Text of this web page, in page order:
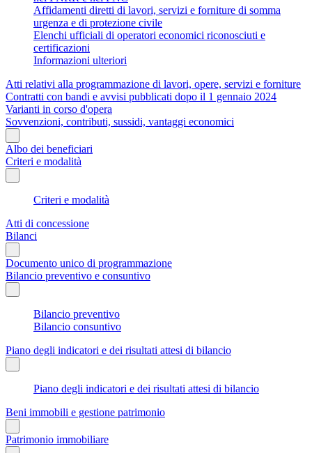
Affidamenti diretti di lavori, servizi e forniture di somma
urgenza e di protezione civile
Elenchi ufficiali di operatori economici riconosciuti e
certificazioni
Informazioni ulteriori
Atti relativi alla programmazione di lavori, opere, servizi e forniture
Contratti con bandi e avvisi pubblicati dopo il 1 gennaio 2024
Varianti in corso d'opera
Sovvenzioni, contributi, sussidi, vantaggi economici
Albo dei beneficiari
Criteri e modalità
Criteri e modalità
Atti di concessione
Bilanci
Documento unico di programmazione
Bilancio preventivo e consuntivo
Bilancio preventivo
Bilancio consuntivo
Piano degli indicatori e dei risultati attesi di bilancio
Piano degli indicatori e dei risultati attesi di bilancio
Beni immobili e gestione patrimonio
Patrimonio immobiliare